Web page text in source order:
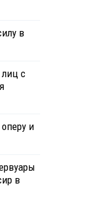
в
с
и
в